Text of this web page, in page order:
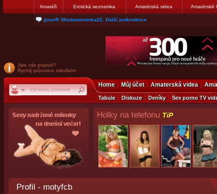
Amatéři Erotická seznamka Amatérská videa Amatérské
matthew007: kuknite moju galerku
Jste zde poprvé?
Rychlý průvodce zákulisím
Home Můj účet Amaterská videa
Tabule Diskuze Deníky Sex porno TV
Holky na telefonu TiP
Profil - motyfcb